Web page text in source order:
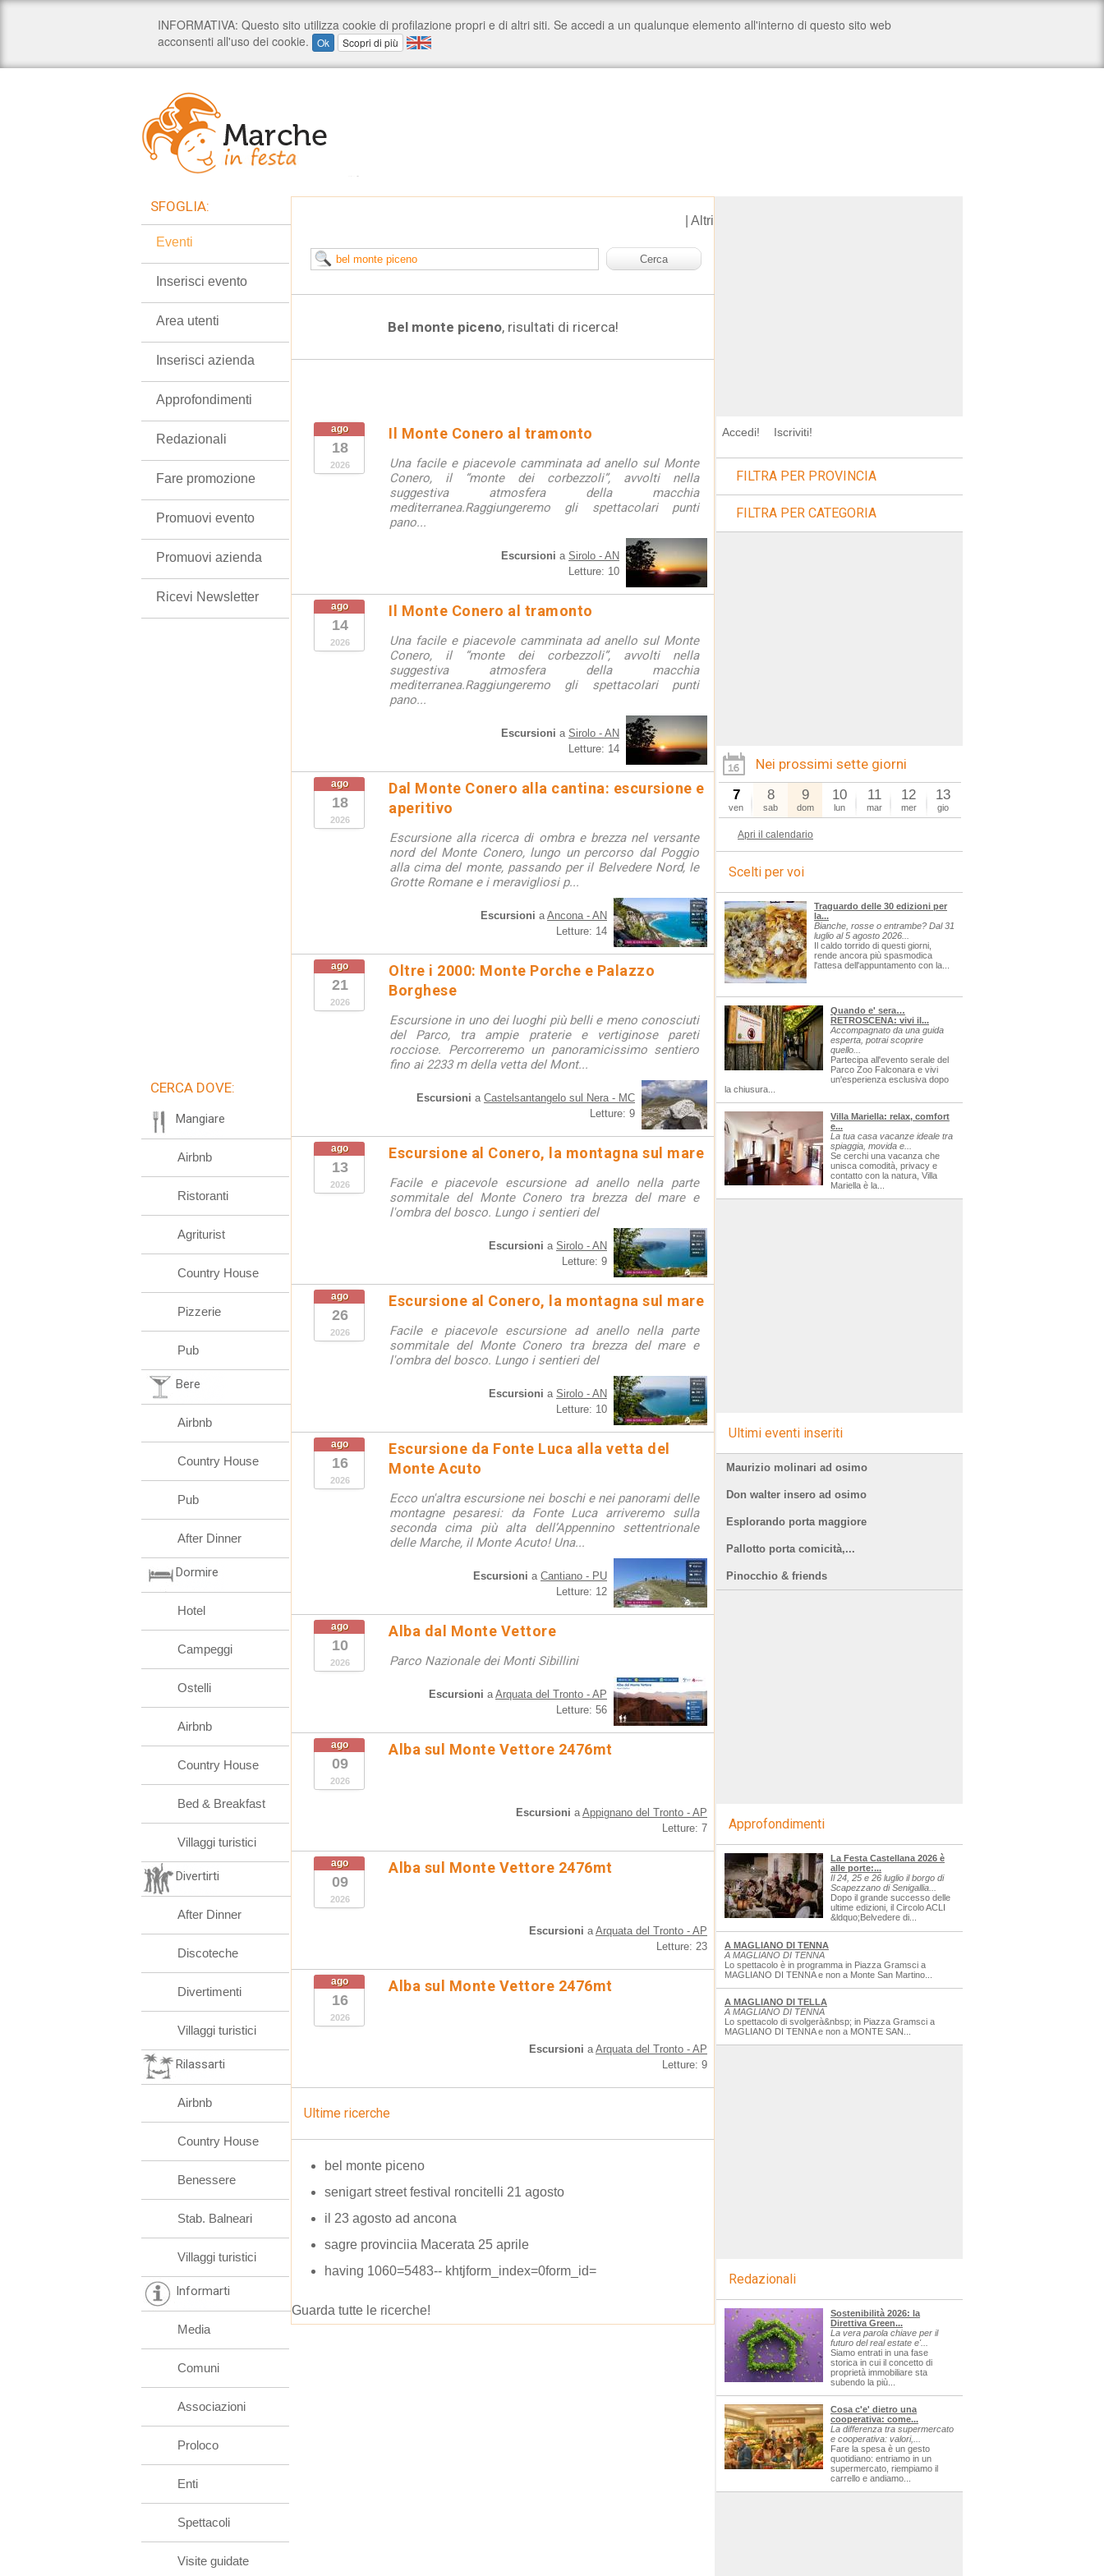
Altri
Bel monte piceno, risultati di ricerca!
ago
18
2026
Il Monte Conero al tramonto
Una facile e piacevole camminata ad anello sul Monte
Conero, il “monte dei corbezzoli”, avvolti nella
suggestiva atmosfera della macchia
mediterranea.Raggiungeremo gli spettacolari punti
pano...
Escursioni a Sirolo - AN
Letture: 10
ago
14
2026
Il Monte Conero al tramonto
Una facile e piacevole camminata ad anello sul Monte
Conero, il “monte dei corbezzoli”, avvolti nella
suggestiva atmosfera della macchia
mediterranea.Raggiungeremo gli spettacolari punti
pano...
Escursioni a Sirolo - AN
Letture: 14
ago
18
2026
Dal Monte Conero alla cantina: escursione e
aperitivo
Escursione alla ricerca di ombra e brezza nel versante
nord del Monte Conero, lungo un percorso dal Poggio
alla cima del monte, passando per il Belvedere Nord, le
Grotte Romane e i meravigliosi p...
Escursioni aAncona - AN
Letture: 14
ago
21
2026
Oltre i 2000: Monte Porche e Palazzo
Borghese
Escursione in uno dei luoghi più belli e meno conosciuti
del Parco, tra ampie praterie e vertiginose pareti
rocciose. Percorreremo un panoramicissimo sentiero
fino ai 2233 m della vetta del Mont...
Escursioni a Castelsantangelo sul Nera - MC
Letture: 9
ago
13
2026
Escursione al Conero, la montagna sul mare
Facile e piacevole escursione ad anello nella parte
sommitale del Monte Conero tra brezza del mare e
l'ombra del bosco. Lungo i sentieri del
Escursioni a Sirolo - AN
Letture: 9
ago
26
2026
Escursione al Conero, la montagna sul mare
Facile e piacevole escursione ad anello nella parte
sommitale del Monte Conero tra brezza del mare e
l'ombra del bosco. Lungo i sentieri del
Escursioni a Sirolo - AN
Letture: 10
ago
16
2026
Escursione da Fonte Luca alla vetta del
Monte Acuto
Ecco un'altra escursione nei boschi e nei panorami delle
montagne pesaresi: da Fonte Luca arriveremo sulla
seconda cima più alta dell’Appennino settentrionale
delle Marche, il Monte Acuto! Una...
Escursioni a Cantiano - PU
Letture: 12
ago
10
2026
Alba dal Monte Vettore
Parco Nazionale dei Monti Sibillini
Escursioni aArquata del Tronto - AP
Letture: 56
ago
09
2026
Alba sul Monte Vettore 2476mt
Escursioni aAppignano del Tronto - AP
Letture: 7
ago
09
2026
Alba sul Monte Vettore 2476mt
Escursioni aArquata del Tronto - AP
Letture: 23
ago
16
2026
Alba sul Monte Vettore 2476mt
Escursioni aArquata del Tronto - AP
Letture: 9
Ultime ricerche
bel monte piceno
senigart street festival roncitelli 21 agosto
il 23 agosto ad ancona
sagre provinciia Macerata 25 aprile
having 1060=5483-- khtjform_index=0form_id=
Guarda tutte le ricerche!
SFOGLIA:
Eventi
Inserisci evento
Area utenti
Inserisci azienda
Approfondimenti
Redazionali
Fare promozione
Promuovi evento
Promuovi azienda
Ricevi Newsletter
CERCA DOVE:
Mangiare
Airbnb
Ristoranti
Agriturist
Country House
Pizzerie
Pub
Bere
Airbnb
Country House
Pub
After Dinner
Dormire
Hotel
Campeggi
Ostelli
Airbnb
Country House
Bed & Breakfast
Villaggi turistici
Divertirti
After Dinner
Discoteche
Divertimenti
Villaggi turistici
Rilassarti
Airbnb
Country House
Benessere
Stab. Balneari
Villaggi turistici
Informarti
Media
Comuni
Associazioni
Proloco
Enti
Spettacoli
Visite guidate
Accedi! Iscriviti!
FILTRA PER PROVINCIA
FILTRA PER CATEGORIA
Nei prossimi sette giorni
7
ven
8
sab
9
dom
10
lun
11
mar
12
mer
13
gio
Apri il calendario
Scelti per voi
Traguardo delle 30 edizioni per
la...
Bianche, rosse o entrambe? Dal 31
luglio al 5 agosto 2026...
Il caldo torrido di questi giorni,
rende ancora più spasmodica
l'attesa dell'appuntamento con la...
Quando e' sera…
RETROSCENA: vivi il...
Accompagnato da una guida
esperta, potrai scoprire
quello...
Partecipa all'evento serale del
Parco Zoo Falconara e vivi
un'esperienza esclusiva dopo
la chiusura...
Villa Mariella: relax, comfort
e...
La tua casa vacanze ideale tra
spiaggia, movida e...
Se cerchi una vacanza che
unisca comodità, privacy e
contatto con la natura, Villa
Mariella è la...
Ultimi eventi inseriti
Maurizio molinari ad osimo
Don walter insero ad osimo
Esplorando porta maggiore
Pallotto porta comicità,...
Pinocchio & friends
Approfondimenti
La Festa Castellana 2026 è
alle porte:...
Il 24, 25 e 26 luglio il borgo di
Scapezzano di Senigallia...
Dopo il grande successo delle
ultime edizioni, il Circolo ACLI
&ldquo;Belvedere di...
A MAGLIANO DI TENNA
A MAGLIANO DI TENNA
Lo spettacolo è in programma in Piazza Gramsci a
MAGLIANO DI TENNA e non a Monte San Martino...
A MAGLIANO DI TELLA
A MAGLIANO DI TENNA
Lo spettacolo di svolgerà&nbsp; in Piazza Gramsci a
MAGLIANO DI TENNA e non a MONTE SAN...
Redazionali
Sostenibilità 2026: la
Direttiva Green...
La vera parola chiave per il
futuro del real estate e'...
Siamo entrati in una fase
storica in cui il concetto di
proprietà immobiliare sta
subendo la più...
Cosa c'e' dietro una
cooperativa: come...
La differenza tra supermercato
e cooperativa: valori,...
Fare la spesa è un gesto
quotidiano: entriamo in un
supermercato, riempiamo il
carrello e andiamo...